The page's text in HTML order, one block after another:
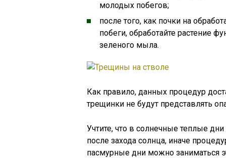
молодых побегов;
после того, как почки на
побеги, обработайте растение
зеленого мыла.
Как правило, данных процедур
трещинки не будут представлять
Учтите, что в солнечные теплые
после захода солнца, иначе
пасмурные дни можно заниматься